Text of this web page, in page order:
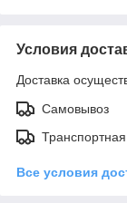
Условия
Доставка
Самовывоз
Все условия